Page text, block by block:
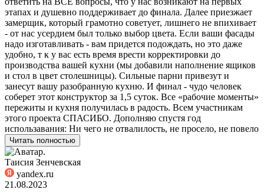
этапах и душевно поддерживает до финала. Далее приезжает
замерщик, который грамотно советует, лишнего не впихивает
- от нас усердием был только выбор цвета. Если ваши фасады
надо изготавливать - вам придется подождать, но это даже
удобно, т к у вас есть время врести корректировки до
производства вашей кухни (мы добавили наполнение ящиков
и стол в цвет столешницы). Сильные парни привезут и
занесут вашу разобранную кухню. И финал - чудо человек
соберет этот конструктор за 1,5 суток. Все «рабочие моменты»
пережиты и кухня получилась в радость. Всем участникам
этого проекта СПАСИБО. Дополняю спустя год
использавания: Ни чего не отвалилость, не просело, не повело
Читать полностью
Таисия Зенчевская
yandex.ru
21.08.2023